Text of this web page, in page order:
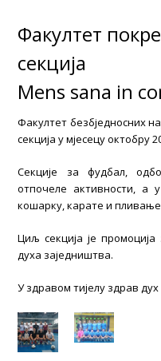
Факултет
секција
Mens sana in
Факултет безбједносних
секција у мјесецу октобру
Секције за фудбал,
отпочеле активности, а
кошарку, карате и
Циљ секција је
духа заједништва.
У здравом тијелу здрав